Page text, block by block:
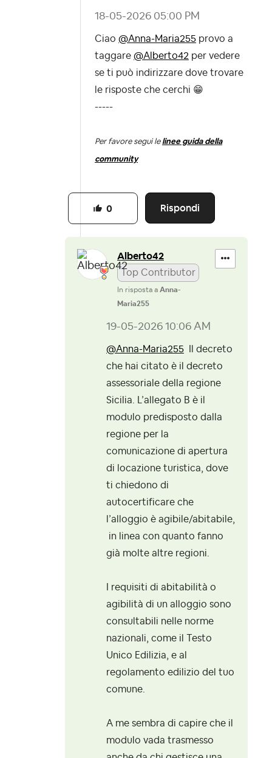
‎18-05-2026 05:00 PM
Ciao @Anna-Maria255 provo a
taggare @Alberto42 per vedere
se ti può indirizzare dove trovare
le risposte che cerchi 😁
-----
Per favore segui le linee guida della
community
Rispondi
0
Alberto42
Top Contributor
In risposta a Anna-
Maria255
‎19-05-2026 10:06 AM
@Anna-Maria255 Il decreto
che hai citato è il decreto
assessoriale della regione
Sicilia. L’allegato B è il
modulo predisposto dalla
regione per la
comunicazione di apertura
di locazione turistica, dove
ti chiedono di
autocertificare che
l’alloggio è agibile/abitabile,
in linea con quanto fanno
già molte altre regioni.
I requisiti di abitabilità o
agibilità di un alloggio sono
consultabili nelle norme
nazionali, come il Testo
Unico Edilizia, e al
regolamento edilizio del tuo
comune.
A me sembra di capire che il
modulo vada trasmesso